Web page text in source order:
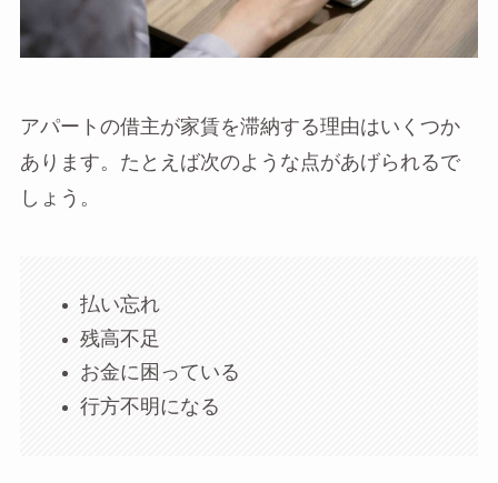
アパートの借主が家賃を滞納する理由はいくつか
あります。たとえば次のような点があげられるで
しょう。
払い忘れ
残高不足
お金に困っている
行方不明になる